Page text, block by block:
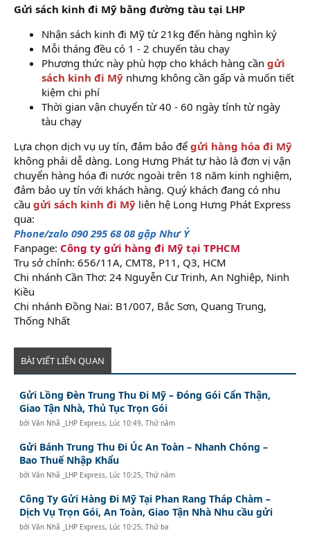
Gửi sách kinh đi Mỹ bằng đường tàu tại LHP
Nhận sách kinh đi Mỹ từ 21kg đến hàng nghìn ký
Mỗi tháng đều có 1 - 2 chuyến tàu chạy
Phương thức này phù hợp cho khách hàng cần gửi
sách kinh đi Mỹ nhưng không cần gấp và muốn tiết
kiệm chi phí
Thời gian vận chuyển từ 40 - 60 ngày tính từ ngày
tàu chạy
Lựa chọn dịch vụ uy tín, đảm bảo để gửi hàng hóa đi Mỹ
không phải dễ dàng. Long Hưng Phát tự hào là đơn vị vận
chuyển hàng hóa đi nước ngoài trên 18 năm kinh nghiệm,
đảm bảo uy tín với khách hàng. Quý khách đang có nhu
cầu gửi sách kinh đi Mỹ liên hệ Long Hưng Phát Express
qua:
Phone/zalo 090 295 68 08 gặp Như Ý
Fanpage: Công ty gửi hàng đi Mỹ tại TPHCM
Trụ sở chính: 656/11A, CMT8, P11, Q3, HCM
Chi nhánh Cần Thơ: 24 Nguyễn Cư Trinh, An Nghiệp, Ninh
Kiều
Chi nhánh Đồng Nai: B1/007, Bắc Sơn, Quang Trung,
Thống Nhất
BÀI VIẾT LIÊN QUAN
Gửi Lồng Đèn Trung Thu Đi Mỹ – Đóng Gói Cẩn Thận,
Giao Tận Nhà, Thủ Tục Trọn Gói
bởiVăn Nhã _LHP Express, Lúc 10:49, Thứ năm
Gửi Bánh Trung Thu Đi Úc An Toàn – Nhanh Chóng –
Bao Thuế Nhập Khẩu
bởiVăn Nhã _LHP Express, Lúc 10:25, Thứ năm
Công Ty Gửi Hàng Đi Mỹ Tại Phan Rang Tháp Chàm –
Dịch Vụ Trọn Gói, An Toàn, Giao Tận Nhà Nhu cầu gửi
bởiVăn Nhã _LHP Express, Lúc 10:25, Thứ ba